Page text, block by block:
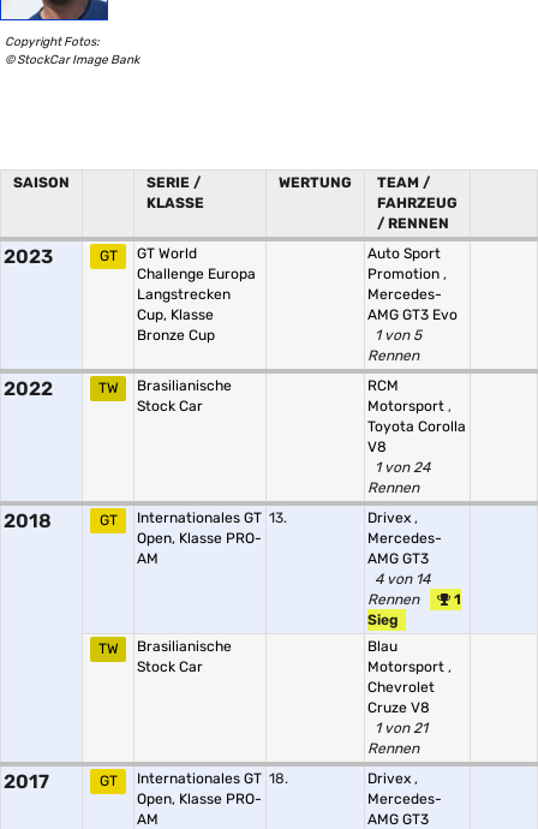
Copyright Fotos:
© StockCar Image Bank
SAISON
SERIE /
KLASSE
WERTUNG
TEAM /
FAHRZEUG
/ RENNEN
2023 GT
GT World
Challenge Europa
Langstrecken
Cup, Klasse
Bronze Cup
Auto Sport
Promotion ,
Mercedes-
AMG GT3 Evo
1 von 5
Rennen
2022 TW
Brasilianische
Stock Car
RCM
Motorsport ,
Toyota Corolla
V8
1 von 24
Rennen
2018 GT
Internationales GT
Open, Klasse PRO-
AM
13. Drivex ,
Mercedes-
AMG GT3
4 von 14
Rennen
1
Sieg
TW
Brasilianische
Stock Car
Blau
Motorsport ,
Chevrolet
Cruze V8
1 von 21
Rennen
2017 GT
Internationales GT
Open, Klasse PRO-
AM
18. Drivex ,
Mercedes-
AMG GT3